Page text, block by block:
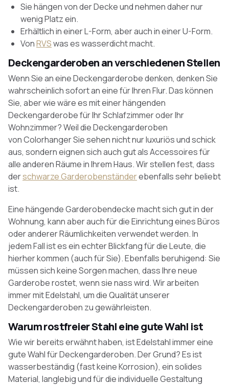
Sie hängen von der Decke und nehmen daher nur
wenig Platz ein.
Erhältlich in einer L-Form, aber auch in einer U-Form.
VonRVSwas es wasserdicht macht.
Deckengarderoben an verschiedenen Stellen
Wenn Sie an eine Deckengarderobe denken, denken Sie
wahrscheinlich sofort an eine für Ihren Flur. Das können
Sie, aber wie wäre es mit einer hängenden
Deckengarderobe für Ihr Schlafzimmer oder Ihr
Wohnzimmer? Weil die Deckengarderoben
von Colorhanger Sie sehen nicht nur luxuriös und schick
aus, sondern eignen sich auch gut als Accessoires für
alle anderen Räume in Ihrem Haus. Wir stellen fest, dass
derschwarze Garderobenständerebenfalls sehr beliebt
ist.
Eine hängende Garderobendecke macht sich gut in der
Wohnung, kann aber auch für die Einrichtung eines Büros
oder anderer Räumlichkeiten verwendet werden. In
jedem Fall ist es ein echter Blickfang für die Leute, die
hierher kommen (auch für Sie). Ebenfalls beruhigend: Sie
müssen sich keine Sorgen machen, dass Ihre neue
Garderobe rostet, wenn sie nass wird. Wir arbeiten
immer mit Edelstahl, um die Qualität unserer
Deckengarderoben zu gewährleisten.
Warum rostfreier Stahl eine gute Wahl ist
Wie wir bereits erwähnt haben, ist Edelstahl immer eine
gute Wahl für Deckengarderoben. Der Grund? Es ist
wasserbeständig (fast keine Korrosion), ein solides
Material, langlebig und für die individuelle Gestaltung